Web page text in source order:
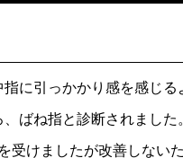
に引っかかり感を感じ
ばね指と診断されまし
受けましたが改善しない